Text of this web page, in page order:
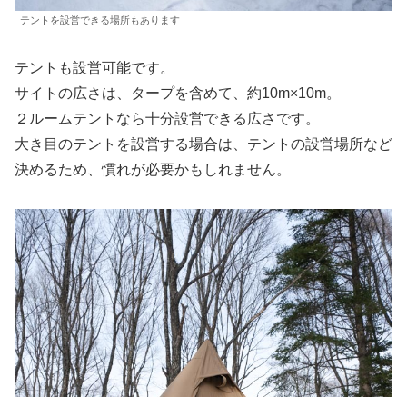
テントを設営できる場所もあります
テントも設営可能です。
サイトの広さは、タープを含めて、約10m×10m。
２ルームテントなら十分設営できる広さです。
大き目のテントを設営する場合は、テントの設営場所など
決めるため、慣れが必要かもしれません。